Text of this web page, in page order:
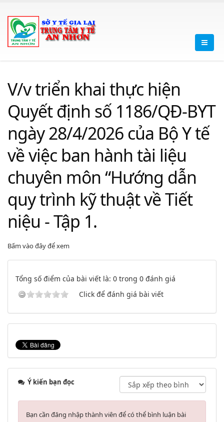
V/v triển khai thực hiện
Quyết định số 1186/QĐ-BYT
ngày 28/4/2026 của Bộ Y tế
về việc ban hành tài liệu
chuyên môn “Hướng dẫn
quy trình kỹ thuật về Tiết
niệu - Tập 1.
Bấm vào đây để xem
Tổng số điểm của bài viết là: 0 trong 0 đánh giá
Click để đánh giá bài viết
Ý kiến bạn đọc
Bạn cần đăng nhập thành viên để có thể bình luận bài